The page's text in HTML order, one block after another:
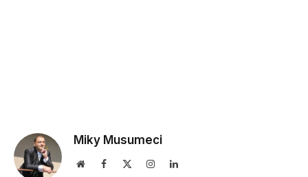
Miky Musumeci
WebsiteFacebook InstagramLinkedIn